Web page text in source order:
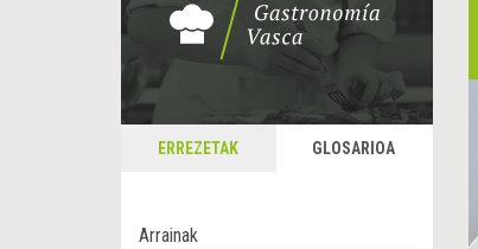
ERREZETAK GLOSARIOA
Arrainak